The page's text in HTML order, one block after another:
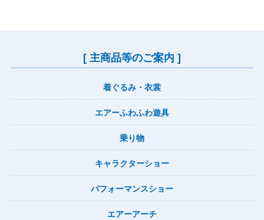
[ 主商品等のご案内 ]
着ぐるみ・衣裳
エアーふわふわ遊具
乗り物
キャラクターショー
パフォーマンスショー
エアーアーチ